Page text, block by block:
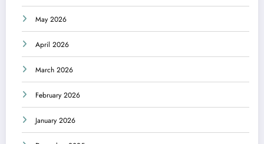
May 2026
April 2026
March 2026
February 2026
January 2026